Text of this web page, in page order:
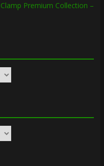
Premium Collection –